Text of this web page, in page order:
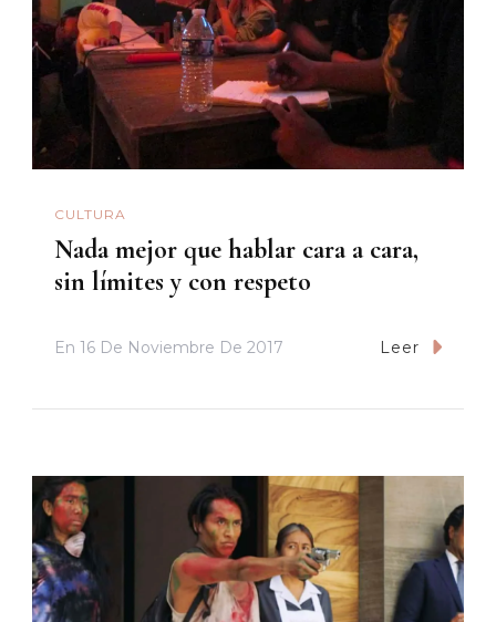
CULTURA
Nada mejor que hablar cara a cara,
sin límites y con respeto
En 16 De Noviembre De 2017 Leer